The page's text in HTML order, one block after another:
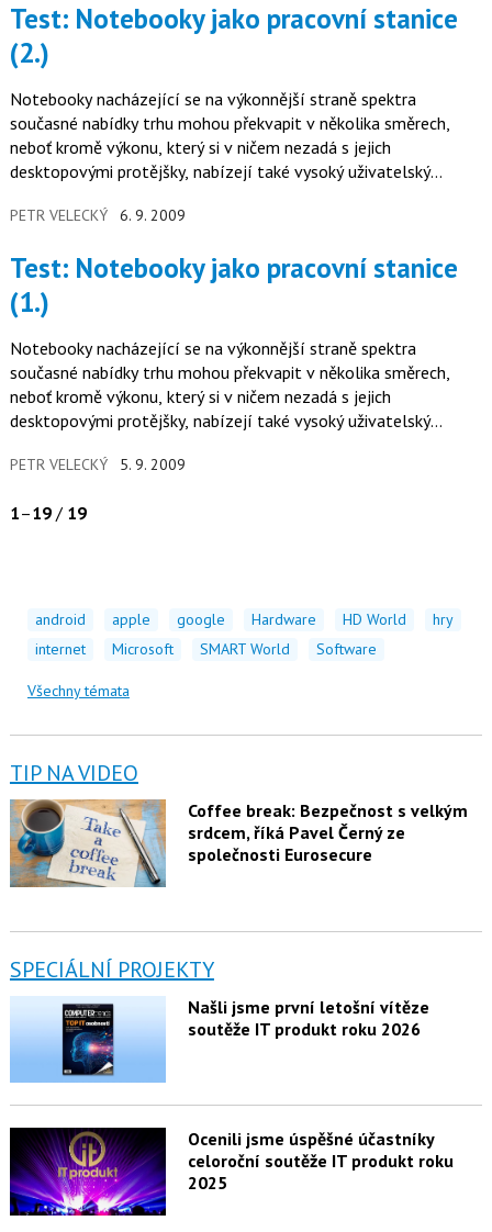
Test: Notebooky jako pracovní stanice
(2.)
Notebooky nacházející se na výkonnější straně spektra
současné nabídky trhu mohou překvapit v několika směrech,
neboť kromě výkonu, který si v ničem nezadá s jejich
desktopovými protějšky, nabízejí také vysoký uživatelský
PETR VELECKÝ 6. 9. 2009
Test: Notebooky jako pracovní stanice
(1.)
Notebooky nacházející se na výkonnější straně spektra
současné nabídky trhu mohou překvapit v několika směrech,
neboť kromě výkonu, který si v ničem nezadá s jejich
desktopovými protějšky, nabízejí také vysoký uživatelský
PETR VELECKÝ 5. 9. 2009
1–19/ 19
android apple google Hardware HD World
hry
internet
Microsoft SMART World Software
Všechny témata
TIP NA VIDEO
Coffee break: Bezpečnost s velkým
srdcem, říká Pavel Černý ze
společnosti Eurosecure
SPECIÁLNÍ PROJEKTY
Našli jsme první letošní vítěze
soutěže IT produkt roku 2026
Ocenili jsme úspěšné účastníky
celoroční soutěže IT produkt roku
2025